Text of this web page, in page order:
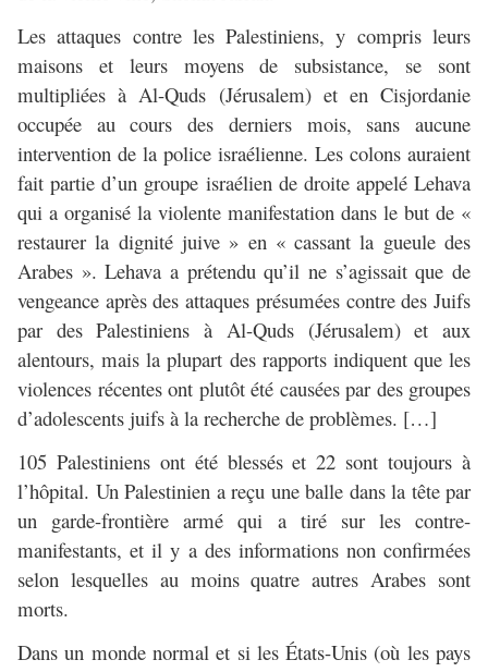
Les attaques contre les Palestiniens, y compris leurs
maisons et leurs moyens de subsistance, se sont
multipliées à Al-Quds (Jérusalem) et en Cisjordanie
occupée au cours des derniers mois, sans aucune
intervention de la police israélienne. Les colons auraient
fait partie d’un groupe israélien de droite appelé Lehava
qui a organisé la violente manifestation dans le but de «
restaurer la dignité juive » en « cassant la gueule des
Arabes ». Lehava a prétendu qu’il ne s’agissait que de
vengeance après des attaques présumées contre des Juifs
par des Palestiniens à Al-Quds (Jérusalem) et aux
alentours, mais la plupart des rapports indiquent que les
violences récentes ont plutôt été causées par des groupes
d’adolescents juifs à la recherche de problèmes. […]
105 Palestiniens ont été blessés et 22 sont toujours à
l’hôpital. Un Palestinien a reçu une balle dans la tête par
un garde-frontière armé qui a tiré sur les contre-
manifestants, et il y a des informations non confirmées
selon lesquelles au moins quatre autres Arabes sont
morts.
Dans un monde normal et si les États-Unis (où les pays